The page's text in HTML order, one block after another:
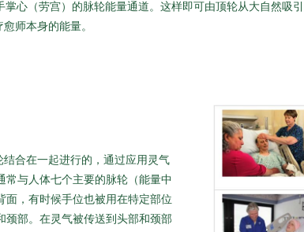
心（劳宫）的脉轮能量通道。这样即可由顶轮从大自然
师本身的能量。
合在一起进行的，通过应用灵气
常与人体七个主要的脉轮（能量中
面，有时候手位也被用在特定部位
颈部。在灵气被传送到头部和颈部